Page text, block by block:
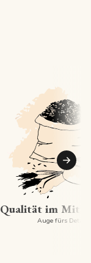
Qualität im
Auge fürs Detail